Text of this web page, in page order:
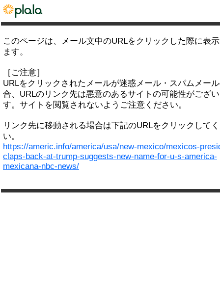
このページは、メール文中のURLをクリックした際に表
ます。
［ご注意］
URLをクリックされたメールが迷惑メール・スパムメー
合、URLのリンク先は悪意のあるサイトの可能性がござ
す。サイトを閲覧されないようご注意ください。
リンク先に移動される場合は下記のURLをクリックして
い。
https://americ.info/america/usa/new-mexico/mexicos-
claps-back-at-trump-suggests-new-name-for-u-s-america-
mexicana-nbc-news/